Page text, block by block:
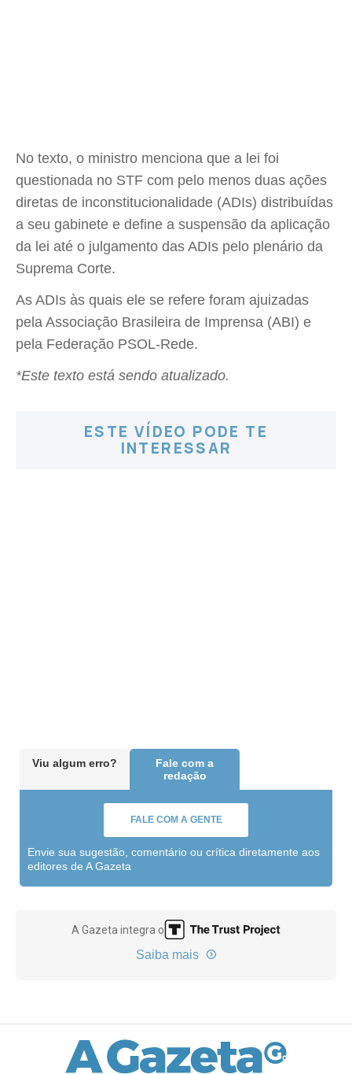
No texto, o ministro menciona que a lei foi
questionada no STF com pelo menos duas ações
diretas de inconstitucionalidade (ADIs) distribuídas
a seu gabinete e define a suspensão da aplicação
da lei até o julgamento das ADIs pelo plenário da
Suprema Corte.
As ADIs às quais ele se refere foram ajuizadas
pela Associação Brasileira de Imprensa (ABI) e
pela Federação PSOL-Rede.
*Este texto está sendo atualizado.
ESTE VÍDEO PODE TE
INTERESSAR
Viu algum erro?
Fale com a
redação
FALE COM A GENTE
Envie sua sugestão, comentário ou crítica diretamente aos
editores de A Gazeta
A Gazeta integra o
Saiba mais